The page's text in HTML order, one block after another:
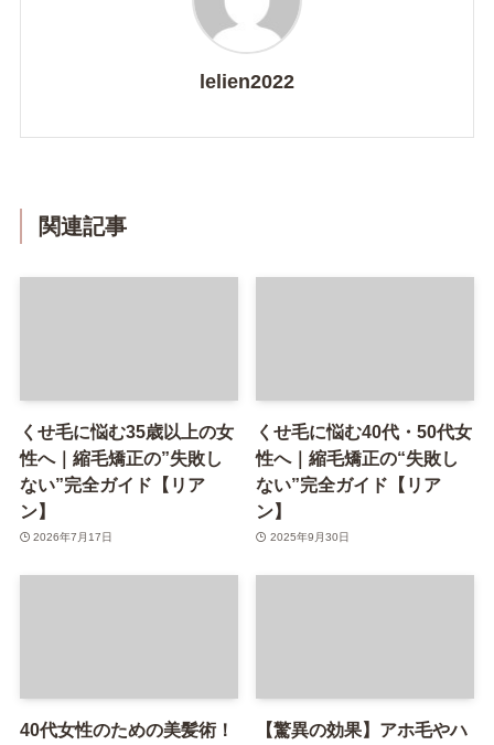
lelien2022
関連記事
くせ毛に悩む35歳以上の女
性へ｜縮毛矯正の”失敗し
ない”完全ガイド【リア
ン】
2026年7月17日
くせ毛に悩む40代・50代女
性へ｜縮毛矯正の“失敗し
ない”完全ガイド【リア
ン】
2025年9月30日
40代女性のための美髪術！
【驚異の効果】アホ毛やハ